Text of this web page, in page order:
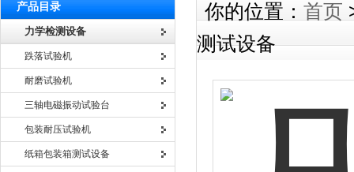
产品目录
力学检测设备
跌落试验机
耐磨试验机
三轴电磁振动试验台
包装耐压试验机
纸箱包装箱测试设备
你的位置： 首页
测试设备